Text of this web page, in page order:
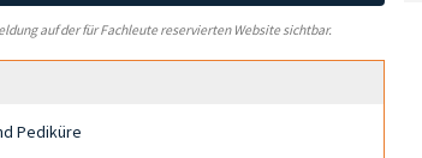
auf der für Fachleute reservierten Website sichtbar.
Pediküre